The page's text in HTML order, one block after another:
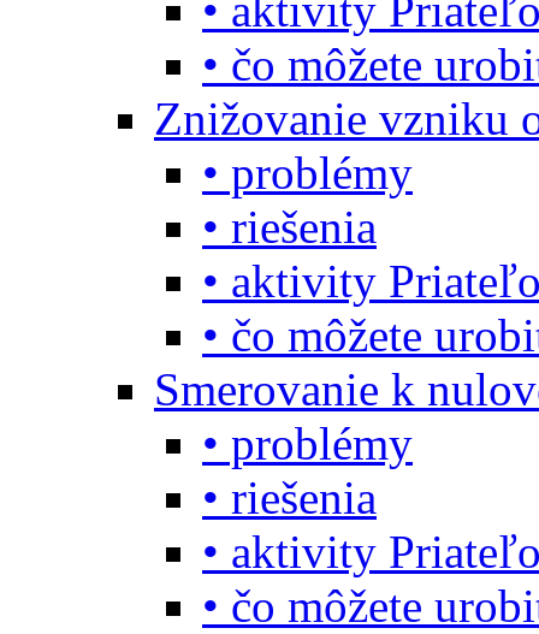
• čo môžete
Znižovanie vzniku
• problémy
• riešenia
• aktivity
• čo môžete
Smerovanie k
• problémy
• riešenia
• aktivity
• čo môžete